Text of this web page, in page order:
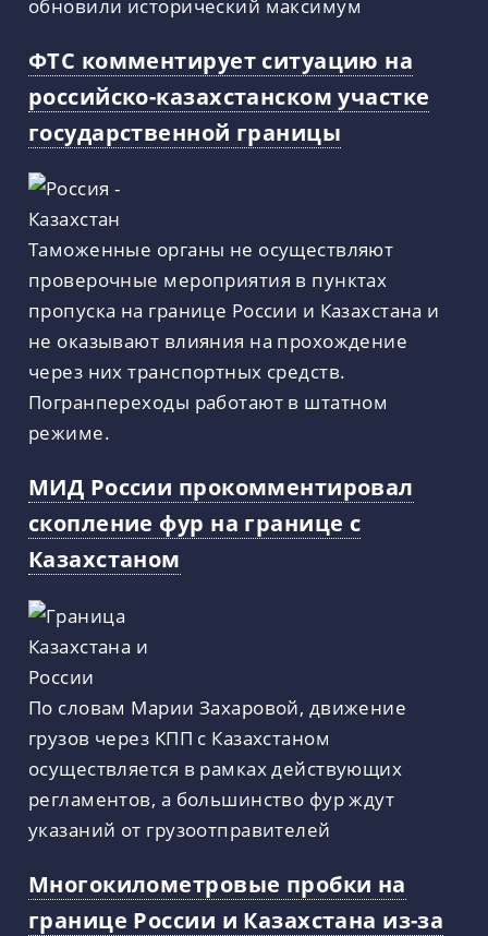
ФТС комментирует ситуацию на
российско-казахстанском участке
государственной границы
Таможенные органы не осуществляют
проверочные мероприятия в пунктах
пропуска на границе России и Казахстана и
не оказывают влияния на прохождение
через них транспортных средств.
Погранпереходы работают в штатном
режиме.
МИД России прокомментировал
скопление фур на границе с
Казахстаном
По словам Марии Захаровой, движение
грузов через КПП с Казахстаном
осуществляется в рамках действующих
регламентов, а большинство фур ждут
указаний от грузоотправителей
Многокилометровые пробки на
границе России и Казахстана из-за